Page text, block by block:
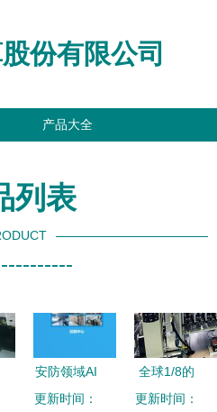
份有限公司
产品大全
列表
安防领域AI
芯片应用与
更新时间：
全球1/8的
笔记本电脑
更新时间：